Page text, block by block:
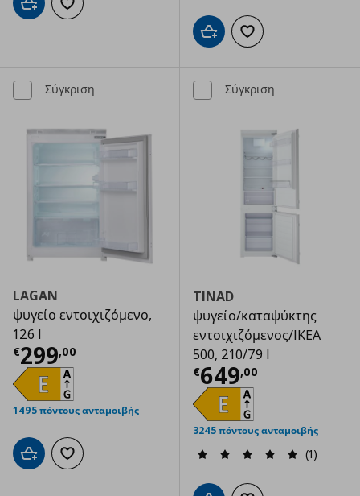
Προσθήκη στο καλάθι
Προσθήκη στα αγαπημένα
Προσθήκη στο καλάθι
Προσθήκη στα
Σύγκριση
LAGAN
ψυγείο εντοιχιζόμενο,
126 l
€299,00
Τρέχουσα τιμή € 299,00
1495 πόντους ανταμοιβής
Προσθήκη στο καλάθι
Προσθήκη στα αγαπημένα
Σύγκριση
TINAD
ψυγείο/καταψύκτης
εντοιχιζόμενος/IKEA
500, 210/79 l
€649,00
Τρέχουσα
3245 πόντους ανταμοιβής
(1)